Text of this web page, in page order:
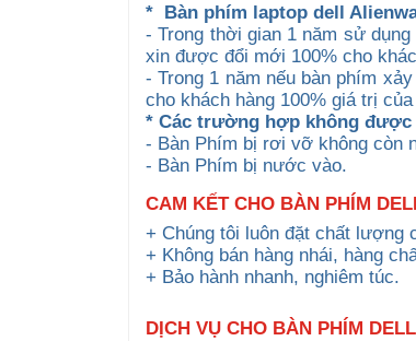
* Bàn phím laptop dell
- Trong thời gian 1 năm sử
xin được đổi mới 100% cho
- Trong 1 năm nếu bàn phím
cho khách hàng 100% giá trị
* Các trường hợp không được
- Bàn Phím bị rơi vỡ không còn
- Bàn Phím bị nước vào.
CAM KẾT CHO BÀN PHÍM
+ Chúng tôi luôn đặt chất lượng
+ Không bán hàng nhái, hàng
+ Bảo hành nhanh, nghiêm túc.
DỊCH VỤ CHO BÀN PHÍM DELL